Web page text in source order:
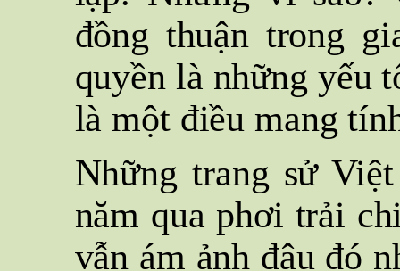
đồng thuận trong
quyền là những yếu
là một điều mang
Những trang sử
năm qua phơi trải
vẫn ám ảnh đâu đó